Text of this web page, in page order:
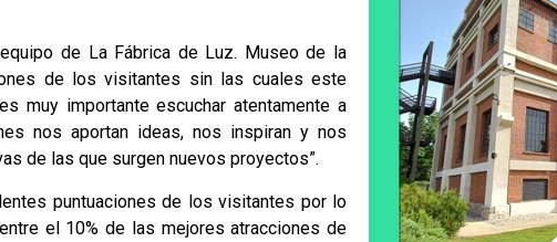
de La Fábrica de Luz. Museo de la
de los visitantes sin las cuales este
muy importante escuchar atentamente a
nos aportan ideas, nos inspiran y nos
de las que surgen nuevos proyectos”.
puntuaciones de los visitantes por lo
el 10% de las mejores atracciones de